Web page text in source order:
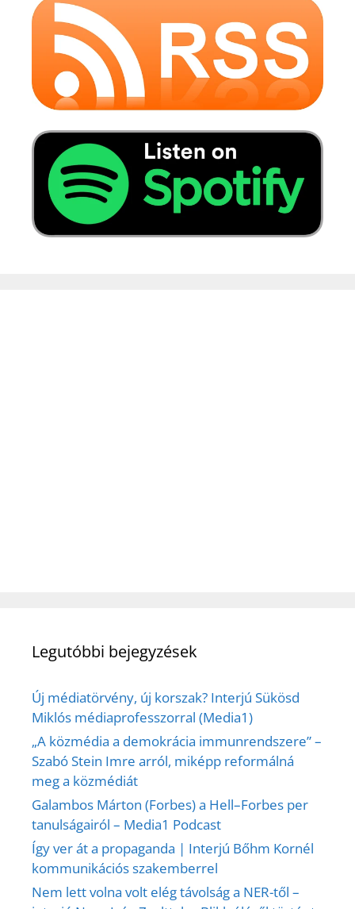
Legutóbbi bejegyzések
Új médiatörvény, új korszak? Interjú Sükösd
Miklós médiaprofesszorral (Media1)
„A közmédia a demokrácia immunrendszere” –
Szabó Stein Imre arról, miképp reformálná
meg a közmédiát
Galambos Márton (Forbes) a Hell–Forbes per
tanulságairól – Media1 Podcast
Így ver át a propaganda | Interjú Bőhm Kornél
kommunikációs szakemberrel
Nem lett volna volt elég távolság a NER-től –